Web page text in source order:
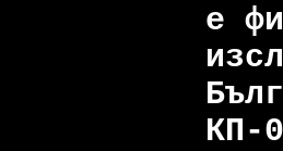
е
КП-